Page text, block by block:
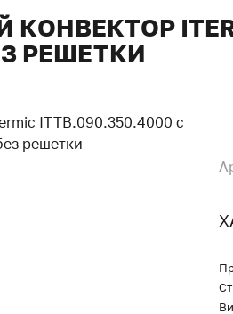
РЕШЕТКИ